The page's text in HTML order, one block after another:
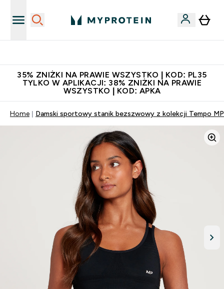
35% ZNIŻKI NA PRAWIE WSZYSTKO | KOD: PL35
TYLKO W APLIKACJI: 38% ZNIŻKI NA PRAWIE
WSZYSTKO | KOD: APKA
Home Damski sportowy stanik bezszwowy z kolekcji Tempo